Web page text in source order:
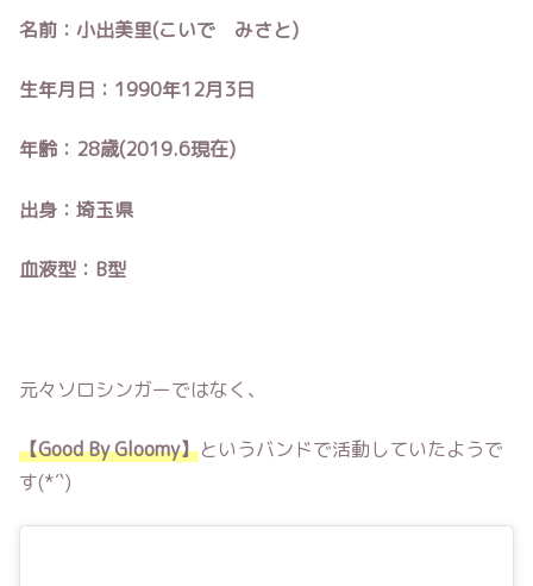
名前：小出美里(こいで みさと)
生年月日：1990年12月3日
年齢：28歳(2019.6現在)
出身：埼玉県
血液型：B型
元々ソロシンガーではなく、
【Good By Gloomy】というバンドで活動していたようで
す(*´`)